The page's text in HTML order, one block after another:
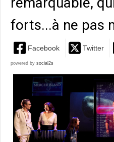
forts...à ne pas
Facebook Twitter
powered by social2s